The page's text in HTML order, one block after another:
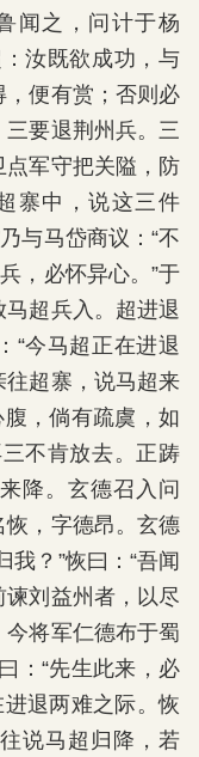
闻之，问计于杨
汝既欲成功，与
便有赏；否则必
要退荆州兵。三
军守把关隘，防
寨中，说这三件
与马岱商议：“不
，必怀异心。”于
超兵入。超进退
“今马超正在进退
超寨，说马超来
腹，倘有疏虞，如
不肯放去。正踌
降。玄德召入问
恢，字德昂。玄德
我？”恢曰：“吾闻
谏刘益州者，以尽
今将军仁德布于蜀
：“先生此来，必
退两难之际。恢
说马超归降，若